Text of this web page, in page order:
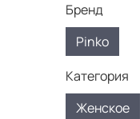
Бренд
Pinko
Категория
Женское